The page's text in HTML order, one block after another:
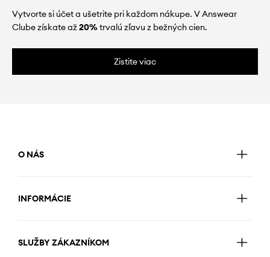
Vytvorte si účet a ušetrite pri každom nákupe. V Answear
Clube získate až20%trvalú zľavu z bežných cien.
Zistite viac
O NÁS
INFORMÁCIE
SLUŽBY ZÁKAZNÍKOM